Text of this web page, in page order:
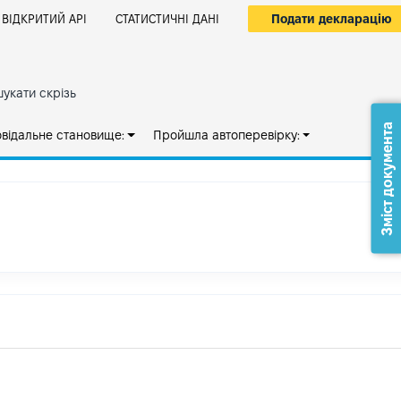
ВІДКРИТИЙ АРІ СТАТИСТИЧНІ ДАНІ Подати декларацію
скрізь
становище: Пройшла автоперевірку: Зміст документа